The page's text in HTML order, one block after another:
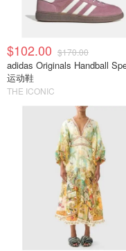
$102.00 $170.00
adidas Originals Handball
运动鞋
THE ICONIC